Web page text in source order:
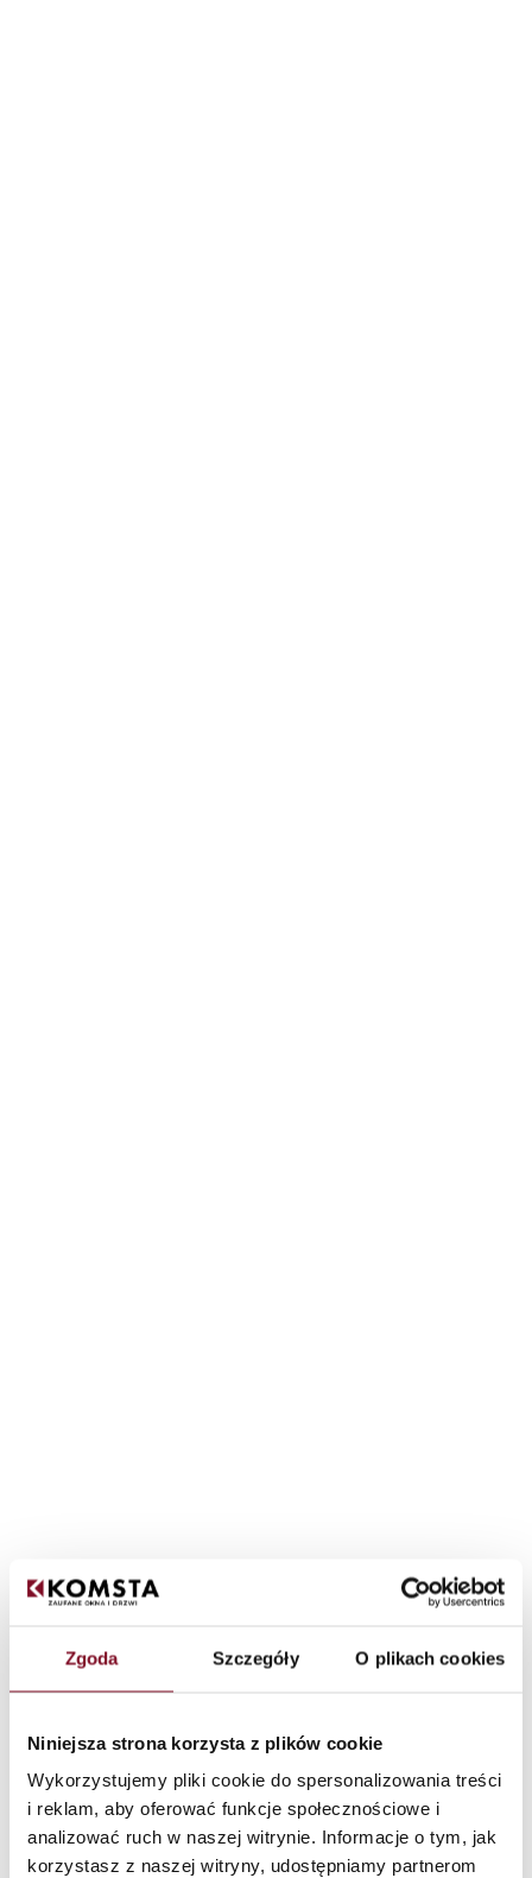
Zgoda Szczegóły O plikach cookies
Niniejsza strona korzysta z plików cookie
Wykorzystujemy pliki cookie do spersonalizowania treści
i reklam, aby oferować funkcje społecznościowe i
analizować ruch w naszej witrynie. Informacje o tym, jak
korzystasz z naszej witryny, udostępniamy partnerom